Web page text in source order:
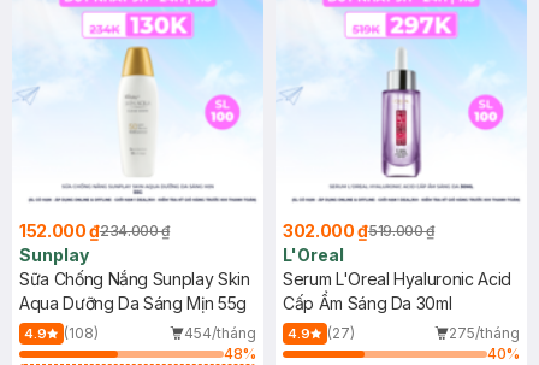
152.000 ₫234.000 ₫
Sunplay
Sữa Chống Nắng Sunplay Skin
Aqua Dưỡng Da Sáng Mịn 55g
4.9 (108)
454/tháng
48%
302.000 ₫519.000 ₫
L'Oreal
Serum L'Oreal Hyaluronic Acid
Cấp Ẩm Sáng Da 30ml
4.9 (27)
275/tháng
40%